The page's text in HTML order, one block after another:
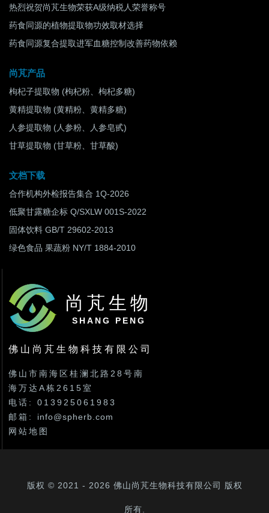
热烈祝贺尚芃生物荣获A级纳税人荣誉称号
药食同源的植物提取物功效取材选择
药食同源复合提取进军血糖控制改善药物依赖
尚芃产品
枸杞子提取物 (枸杞粉、枸杞多糖)
黄精提取物 (黄精粉、黄精多糖)
人参提取物 (人参粉、人参皂甙)
甘草提取物 (甘草粉、甘草酸)
文档下载
合作机构外检报告集合 1Q-2026
低聚甘露糖企标 Q/SXLW 001S-2022
固体饮料 GB/T 29602-2013
绿色食品 果蔬粉 NY/T 1884-2010
尚芃生物
SHANG PENG
佛山尚芃生物科技有限公司
佛山市南海区桂澜北路28号南
海万达A栋2615室
电话: 013925061983
邮箱: info@spherb.com
网站地图
版权 © 2021 - 2026 佛山尚芃生物科技有限公司 版权
所有.